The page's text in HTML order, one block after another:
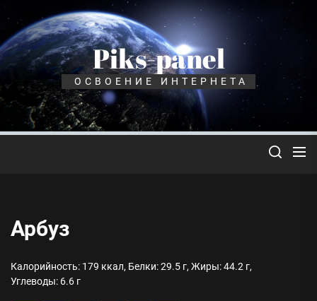
Перейти
содержимому
Piks-panel
ОСВОЕНИЕ ИНТЕРНЕТА
Арбуз
Калорийность: 179 ккал, Белки: 29.5 г, Жиры: 44.2 г,
Углеводы: 6.6 г